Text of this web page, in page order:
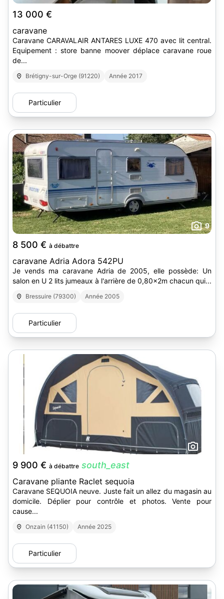
13 000 €
caravane
Caravane CARAVALAIR ANTARES LUXE 470 avec lit central.
Equipement : store banne moover déplace caravane roue
de...
Brétigny-sur-Orge (91220) Année 2017
Particulier
9
8 500 € à débattre
caravane Adria Adora 542PU
Je vends ma caravane Adria de 2005, elle possède: Un
salon en U 2 lits jumeaux à l'arrière de 0,80x2m chacun qui...
Bressuire (79300) Année 2005
Particulier
9 900 € à débattre south_east
Caravane pliante Raclet sequoia
Caravane SEQUOIA neuve. Juste fait un allez du magasin au
domicile. Déplier pour contrôle et photos. Vente pour
cause...
Onzain (41150) Année 2025
Particulier